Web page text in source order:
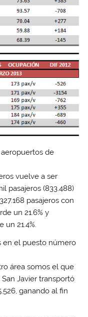
de
vuelve a ser
pasajeros (833.488)
pasajeros con
un 21.6% y
un 21.4%.
en el puesto número
área somos el que
San Javier transportó
ganando al fin